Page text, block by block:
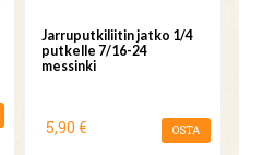
Jarruputkiliitin jatko 1/4
putkelle 7/16-24
messinki
5,90 € OSTA